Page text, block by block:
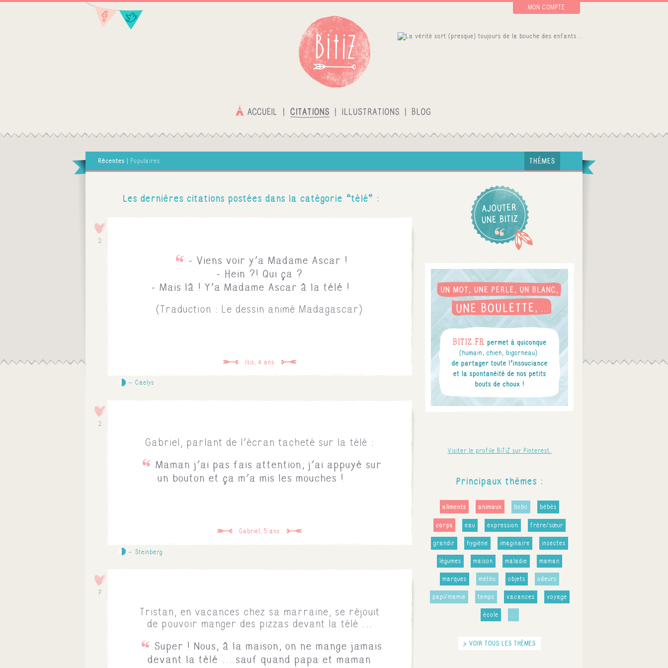
MON COMPTE
Récentes | Populaires THÈMES
Les dernières citations postées dans la catégorie “télé” :
- Viens voir y'a Madame Ascar !
- Hein ?! Qui ça ?
- Mais là ! Y'a Madame Ascar à la télé !
(Traduction : Le dessin animé Madagascar)
Isis, 4 ans
2
Caelys
Gabriel, parlant de l'écran tacheté sur la télé :
Maman j'ai pas fais attention, j'ai appuyé sur
un bouton et ça m'a mis les mouches !
Gabriel, 5 ans
2
Steinberg
Tristan, en vacances chez sa marraine, se réjouit
de pouvoir manger des pizzas devant la télé ...
Super ! Nous, à la maison, on ne mange jamais
devant la télé ... sauf quand papa et maman
7
Visiter le profile BiTiZ sur Pinterest.
Principaux thèmes :
aliments animaux bobo bébés
corps eau expression frère/sœur
grandir hygiène imaginaire insectes
légumes maison maladie maman
marques météo objets odeurs
papi/mamie temps vacances voyage
école ...
> VOIR TOUS LES THÈMES